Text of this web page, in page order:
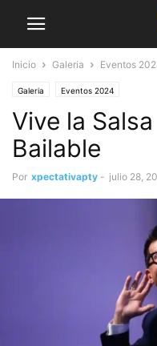
Inicio Galeria Eventos
Galeria Eventos 2024
Vive la
Bailable
Por xpectativapty - julio 28,